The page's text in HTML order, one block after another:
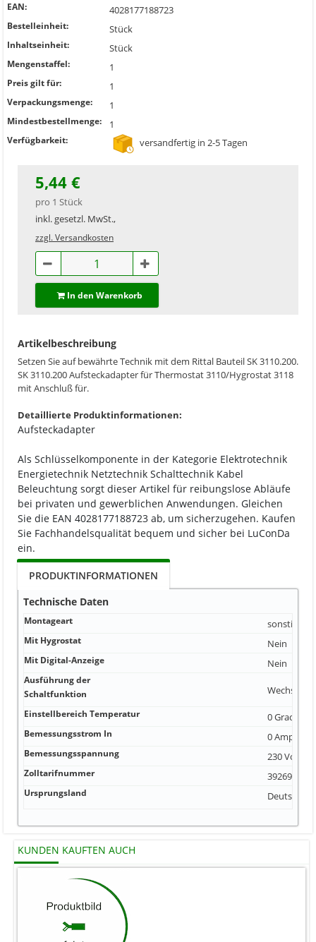
EAN: 4028177188723
Bestelleinheit: Stück
Inhaltseinheit: Stück
Mengenstaffel: 1
Preis gilt für: 1
Verpackungsmenge: 1
Mindestbestellmenge: 1
Verfügbarkeit: versandfertig in 2-5 Tagen
5,44 €
pro 1 Stück
inkl. gesetzl. MwSt.,
zzgl. Versandkosten
In den Warenkorb
Artikelbeschreibung
Setzen Sie auf bewährte Technik mit dem Rittal Bauteil SK 3110.200.
SK 3110.200 Aufsteckadapter für Thermostat 3110/Hygrostat 3118
mit Anschluß für.
Detaillierte Produktinformationen:
Aufsteckadapter
Als Schlüsselkomponente in der Kategorie Elektrotechnik
Energietechnik Netztechnik Schalttechnik Kabel
Beleuchtung sorgt dieser Artikel für reibungslose Abläufe
bei privaten und gewerblichen Anwendungen. Gleichen
Sie die EAN 4028177188723 ab, um sicherzugehen. Kaufen
Sie Fachhandelsqualität bequem und sicher bei LuConDa
ein.
PRODUKTINFORMATIONEN
Technische Daten
Montageart sonstige
Mit Hygrostat Nein
Mit Digital-Anzeige Nein
Ausführung der
Schaltfunktion
Wechsler
Einstellbereich Temperatur 0 Grad
Bemessungsstrom In 0 Ampere
Bemessungsspannung 230 Volt
Zolltarifnummer 39269097
Ursprungsland
KUNDEN KAUFTEN AUCH